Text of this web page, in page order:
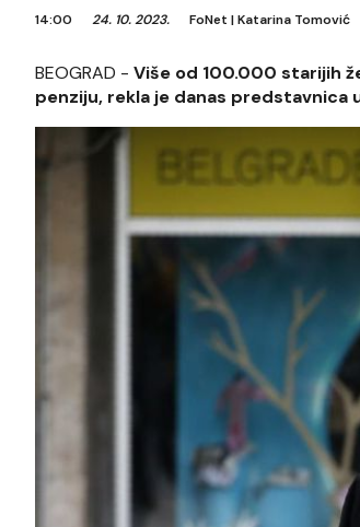
14:00 24. 10. 2023. FoNet |Katarina Tomović
BEOGRAD - Više od 100.000 starijih
penziju, rekla je danas predstavnica